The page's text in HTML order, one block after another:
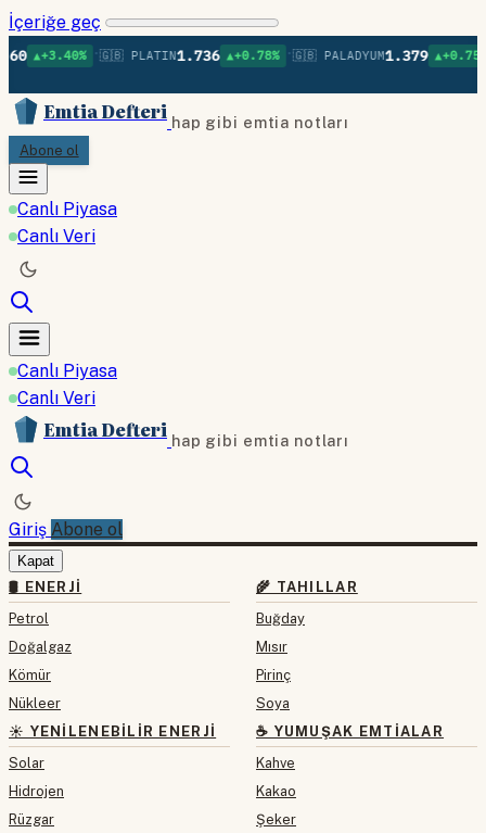
İçeriğe geç
• 🇬🇧 PLATIN1.736 ▲+0.78% • 🇬🇧 PALADYUM1.379 ▲+0.75% • 🇬🇧
Emtia Defteri hap gibi emtia notları
Abone ol
Canlı Piyasa
Canlı Veri
Canlı Piyasa
Canlı Veri
Emtia Defteri hap gibi emtia notları
Giriş Abone ol
Kapat
🛢 ENERJI
Petrol
Doğalgaz
Kömür
Nükleer
☀️ YENILENEBILIR ENERJI
Solar
Hidrojen
Rüzgar
🌾 TAHILLAR
Buğday
Mısır
Pirinç
Soya
☕ YUMUŞAK EMTIALAR
Kahve
Kakao
Şeker